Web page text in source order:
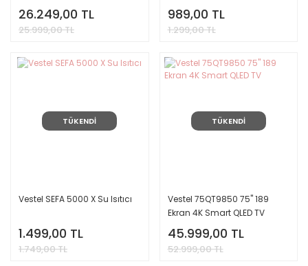
Elektrikli Araç Şarj İstasyonu
26.249,00 TL
25.999,00 TL
989,00 TL
1.299,00 TL
TÜKENDİ
Vestel SEFA 5000 X Su Isıtıcı
1.499,00 TL
1.749,00 TL
TÜKENDİ
Vestel 75QT9850 75'' 189
Ekran 4K Smart QLED TV
45.999,00 TL
52.999,00 TL